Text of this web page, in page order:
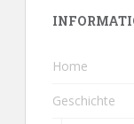
Home
Geschichte